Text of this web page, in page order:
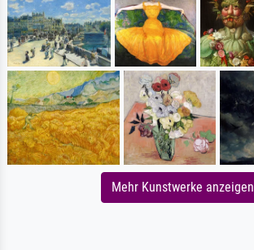
Mehr Kunstwerke anzeigen